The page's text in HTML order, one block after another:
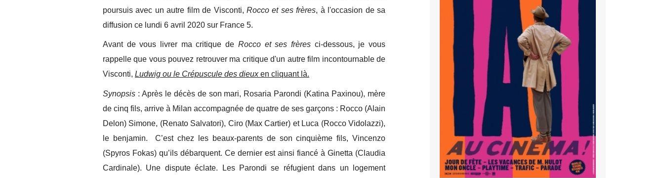
poursuis avec un autre film de Visconti, Rocco et ses frères, à l'occasion de sa
diffusion ce lundi 6 avril 2020 sur France 5.
Avant de vous livrer ma critique de Rocco et ses frèresci-dessous, je vous
rappelle que vous pouvez retrouver ma critique d'un autre film incontournable de
Visconti, Ludwig ou le Crépuscule des dieuxen cliquant là.
Synopsis : Après le décès de son mari, Rosaria Parondi (Katina Paxinou), mère
de cinq fils, arrive à Milan accompagnée de quatre de ses garçons : Rocco (Alain
Delon) Simone, (Renato Salvatori), Ciro (Max Cartier) et Luca (Rocco Vidolazzi),
le benjamin. C’est chez les beaux-parents de son cinquième fils, Vincenzo
(Spyros Fokas) qu’ils débarquent. Ce dernier est ainsi fiancé à Ginetta (Claudia
Cardinale). Une dispute éclate. Les Parondi se réfugient dans un logement